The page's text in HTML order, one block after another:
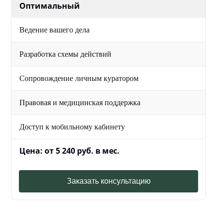
Оптимальный
Ведение вашего дела
Разработка схемы действий
Сопровождение личным куратором
Правовая и медицинская поддержка
Доступ к мобильному кабинету
Цена: от 5 240 руб. в мес.
Заказать консультацию